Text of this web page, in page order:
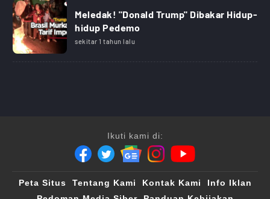
Meledak! "Donald Trump" Dibakar Hidup-
hidup Pedemo
sekitar 1 tahun lalu
Ikuti kami di:
Peta Situs Tentang Kami Kontak Kami
Info Iklan